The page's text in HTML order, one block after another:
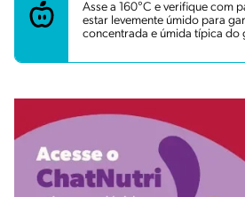
Asse a 160°C e verifique com
estar levemente úmido para
concentrada e úmida típica do